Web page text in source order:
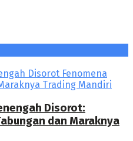
Disorot:
dan Maraknya